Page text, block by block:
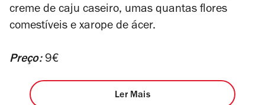
creme de caju caseiro, umas quantas flores
comestíveis e xarope de ácer.
Preço:9€
Ler Mais